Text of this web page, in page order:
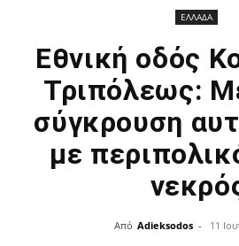
ΕΛΛΑΔΑ
Εθνική οδός
Τριπόλεως:
σύγκρουση
με
Από Adieksodos - 11